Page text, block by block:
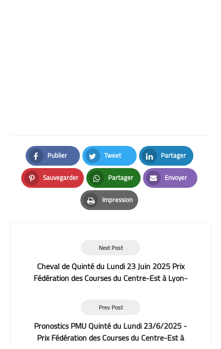
Publier
Facebook
Tweet
Twitter
Partager
LinkedIn
Sauvegarder
Pinterest
Partager
Whatsapp
Envoyer
Email
Impression
Print
Next Post
Cheval de Quinté du Lundi 23 Juin 2025 Prix
Fédération des Courses du Centre-Est à Lyon-
Prev Post
Pronostics PMU Quinté du Lundi 23/6/2025 -
Prix Fédération des Courses du Centre-Est à